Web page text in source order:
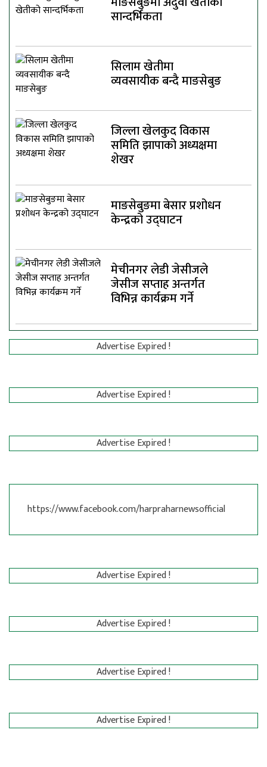
सान्दर्भिकता
सिलाम खेतीमा
व्यवसायीक बन्दै माङसेबुङ
जिल्ला खेलकुद विकास
समिति झापाको अध्यक्षमा
शेखर
माङसेबुङमा बेसार प्रशोधन
केन्द्रको उद्घाटन
मेचीनगर लेडी जेसीजले
जेसीज सप्ताह अन्तर्गत
विभिन्न कार्यक्रम गर्ने
Advertise Expired !
Advertise Expired !
Advertise Expired !
https://www.facebook.com/harpraharnewsofficial
Advertise Expired !
Advertise Expired !
Advertise Expired !
Advertise Expired !